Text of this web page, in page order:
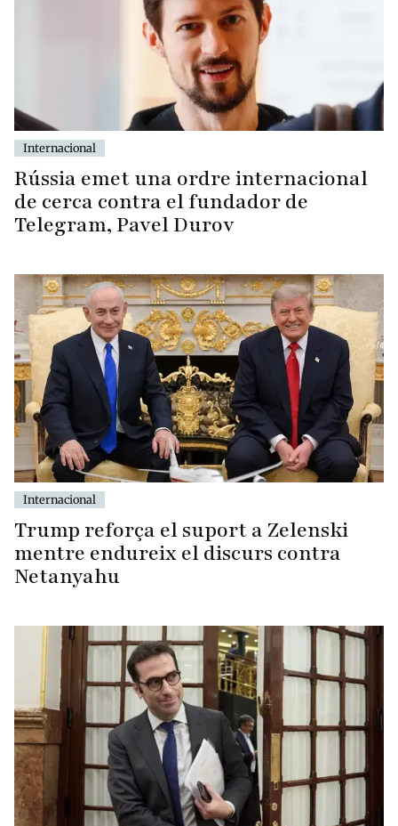
Internacional
Rússia emet una ordre internacional
de cerca contra el fundador de
Telegram, Pavel Durov
Internacional
Trump reforça el suport a Zelenski
mentre endureix el discurs contra
Netanyahu